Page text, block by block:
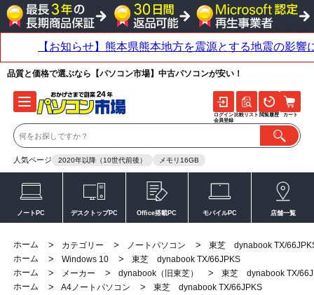
品質と価格で選ぶなら【パソコン市場】中古パソコンが安い！
人気ページ 2020年以降（10世代前後） メモリ16GB
ログイン
会員登録
比較リスト 閲覧履歴 カート
ノートPC デスクトップPC Office搭載PC モバイルPC 店舗一覧
ホーム > カテゴリー > ノートパソコン >
東芝 dynabook TX/
ホーム
> Windows 10 >
東芝 dynabook TX/66JPKS
ホーム
> メーカー > dynabook（旧東芝） >
東芝 dynabook TX/
ホーム
> A4ノートパソコン >
東芝 dynabook TX/66JPKS